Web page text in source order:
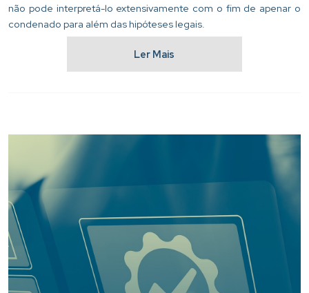
não pode interpretá-lo extensivamente com o fim de apenar o
condenado para além das hipóteses legais.
Ler Mais